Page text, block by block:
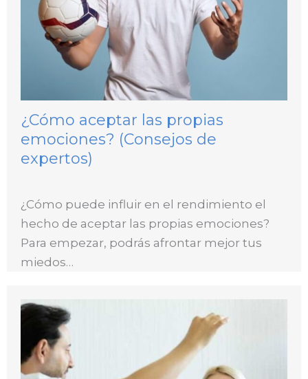
¿Cómo aceptar las propias
emociones? (Consejos de
expertos)
¿Cómo puede influir en el rendimiento el
hecho de aceptar las propias emociones?
Para empezar, podrás afrontar mejor tus
miedos…